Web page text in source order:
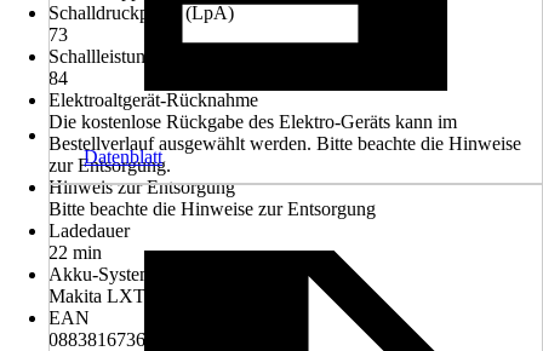
Schalldruckpegel (LpA)
73
Schallleistungspegel (LWA)
84
Elektroaltgerät-Rücknahme
Die kostenlose Rückgabe des Elektro-Geräts kann im
Bestellverlauf ausgewählt werden. Bitte beachte die Hinweise
zur Entsorgung.
Hinweis zur Entsorgung
Bitte beachte die Hinweise zur Entsorgung
Ladedauer
22 min
Akku-System
Makita LXT 18V
EAN
088381673686, 2007006512085
Datenblatt